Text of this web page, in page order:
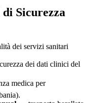
Sicurezza
dei servizi sanitari
dei dati clinici del
medica per
).